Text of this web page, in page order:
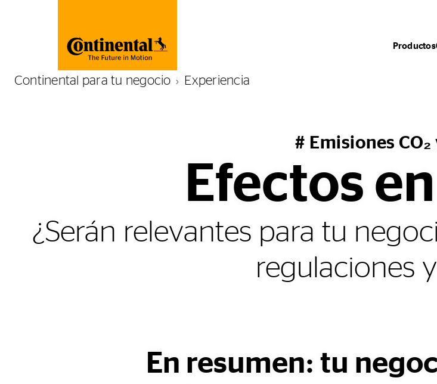
Productos
Continental para tu negocio Experiencia
# Emisiones CO₂
Efectos
¿Serán relevantes para tu
regulaciones
En resumen: tu